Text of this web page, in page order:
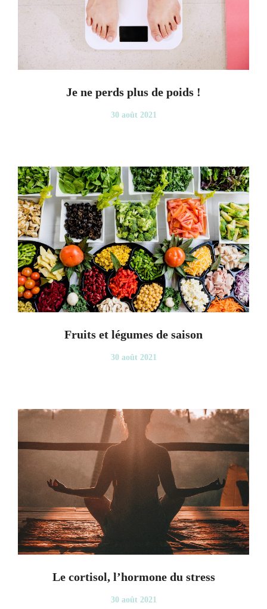
Je ne perds plus de poids !
30 août 2021
Fruits et légumes de saison
30 août 2021
Le cortisol, l’hormone du stress
30 août 2021